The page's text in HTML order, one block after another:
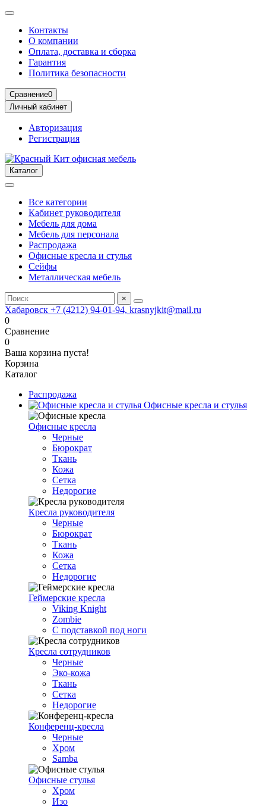
Контакты
О компании
Оплата, доставка и сборка
Гарантия
Политика безопасности
Сравнение0
Личный кабинет
Авторизация
Регистрация
Каталог
Все категории
Кабинет руководителя
Мебель для дома
Мебель для персонала
Распродажа
Офисные кресла и стулья
Сейфы
Металлическая мебель
×
Хабаровск +7 (4212) 94-01-94, krasnyjkit@mail.ru
0
Сравнение
0
Ваша корзина пуста!
Корзина
Каталог
Распродажа
Офисные кресла и стулья
Офисные кресла
Черные
Бюрократ
Ткань
Кожа
Сетка
Недорогие
Кресла руководителя
Черные
Бюрократ
Ткань
Кожа
Сетка
Недорогие
Геймерские кресла
Viking Knight
Zombie
С подставкой под ноги
Кресла сотрудников
Черные
Эко-кожа
Ткань
Сетка
Недорогие
Конференц-кресла
Черные
Хром
Samba
Офисные стулья
Хром
Изо